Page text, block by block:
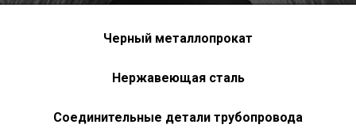
Черный металлопрокат
Нержавеющая сталь
Соединительные детали трубопровода